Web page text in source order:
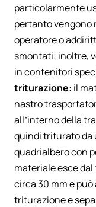
particolarmente
pertanto vengono
operatore o
smontati; inoltre,
in contenitori
triturazione: il
nastro
all’interno della
quindi triturato da
quadrialbero con
materiale esce
circa 30 mm e
triturazione e